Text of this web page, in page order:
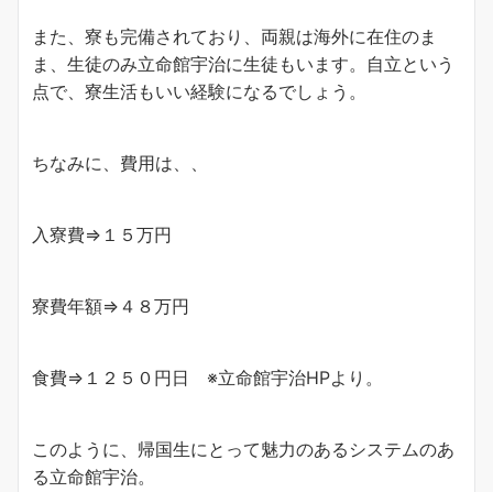
また、寮も完備されており、両親は海外に在住のま
ま、生徒のみ立命館宇治に生徒もいます。自立という
点で、寮生活もいい経験になるでしょう。
ちなみに、費用は、、
入寮費⇒１５万円
寮費年額⇒４８万円
食費⇒１２５０円日 ※立命館宇治HPより。
このように、帰国生にとって魅力のあるシステムのあ
る立命館宇治。